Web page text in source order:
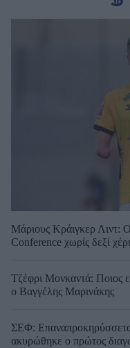
Μάριους Κράιγκερ Λιντ:
Conference χωρίς δεξί
Τζέφρι Μονκαντά: Ποιος
ο Βαγγέλης Μαρινάκης
ΣΕΦ:
ακυρώθηκε ο πρώτος